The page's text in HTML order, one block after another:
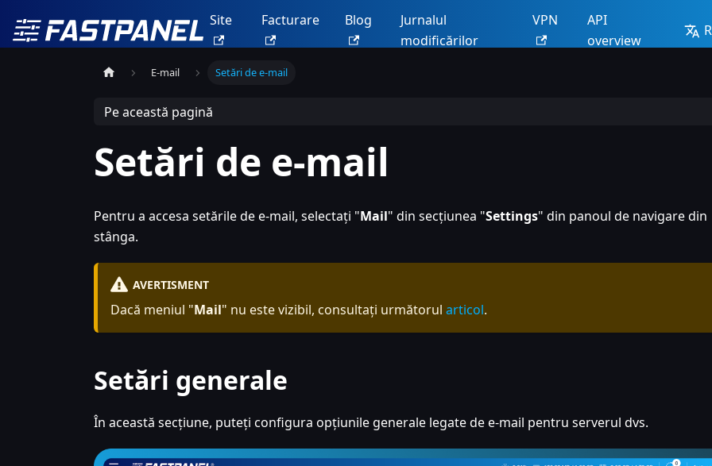
Site Facturare Blog
Jurnalul
modificărilor
VPN
API
overview
E-mail Setări de e-mail
Pe această pagină
Setări de e-mail
Pentru a accesa setările de e-mail, selectați "Mail" din secțiunea "Settings" din panoul de navigare din
stânga.
AVERTISMENT
Dacă meniul "Mail" nu este vizibil, consultați următorul articol.
Setări generale
În această secțiune, puteți configura opțiunile generale legate de e-mail pentru serverul dvs.